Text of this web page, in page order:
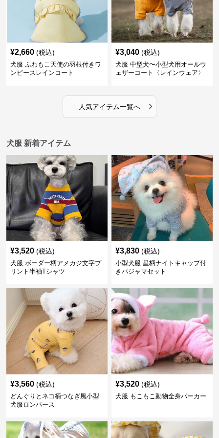
¥2,660 (税込)
犬服 ふわもこ天使の羽根付きワ
ンピースレインコート
¥3,040 (税込)
犬服 中型犬〜小型犬用オールウ
ェザーコート〈レインウェア〉
人気アイテム一覧へ ›
犬服 新着アイテム
¥3,520 (税込)
犬服 ボーダー柄アメカジ文字プ
リント半袖Tシャツ
¥3,830 (税込)
小型犬服 星柄ナイトキャップ付
きパジャマセット
¥3,560 (税込)
どんぐりとネコ柄つなぎ風小型
犬服ロンパース
¥3,520 (税込)
犬服 もこもこ動物全身パーカー